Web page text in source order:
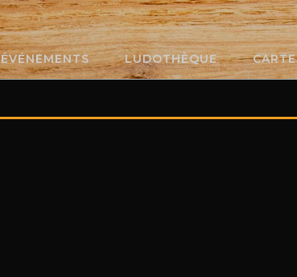
ÉVÉNEMENTS LUDOTHÈQUE CARTE